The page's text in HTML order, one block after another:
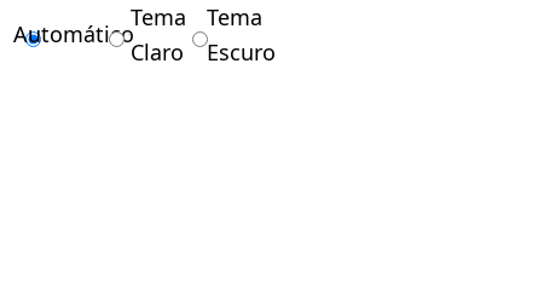
Automático
Tema
Claro
Tema
Escuro